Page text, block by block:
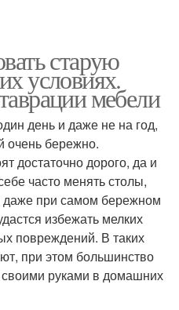
старую
условиях.
мебели
день и даже не на год,
очень бережно.
достаточно дорого, да и
часто менять столы,
даже при самом бережном
избежать мелких
повреждений. В таких
при этом большинство
руками в домашних